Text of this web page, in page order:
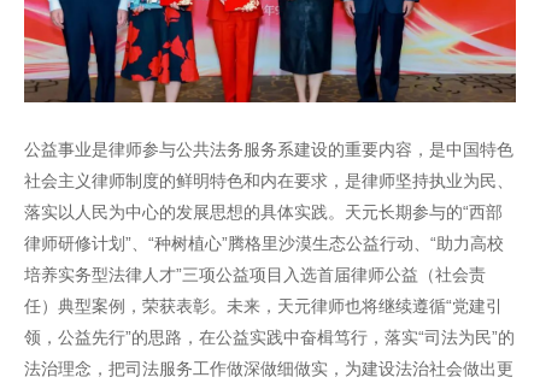
公益事业是律师参与公共法务服务系建设的重要内容，是中国特色
社会主义律师制度的鲜明特色和内在要求，是律师坚持执业为民、
落实以人民为中心的发展思想的具体实践。天元长期参与的“西部
律师研修计划”、“种树植心”腾格里沙漠生态公益行动、“助力高校
培养实务型法律人才”三项公益项目入选首届律师公益（社会责
任）典型案例，荣获表彰。未来，天元律师也将继续遵循“党建引
领，公益先行”的思路，在公益实践中奋楫笃行，落实“司法为民”的
法治理念，把司法服务工作做深做细做实，为建设法治社会做出更